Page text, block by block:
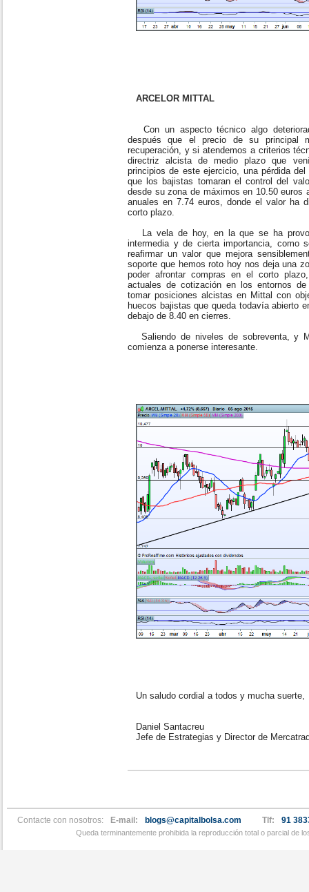
ARCELOR MITTAL
Con un aspecto técnico algo
después que el precio de su principal
recuperación, y si atendemos a criterios
directriz alcista de medio plazo que
principios de este ejercicio, una pérdida
que los bajistas tomaran el control del
desde su zona de máximos en 10.50 euros
anuales en 7.74 euros, donde el valor ha
corto plazo.
La vela de hoy, en la que se ha
intermedia y de cierta importancia, como
reafirmar un valor que mejora
soporte que hemos roto hoy nos deja una
poder afrontar compras en el corto
actuales de cotización en los entornos
tomar posiciones alcistas en Mittal con
huecos bajistas que queda todavía abierto
debajo de 8.40 en cierres.
Saliendo de niveles de sobreventa, y
comienza a ponerse interesante.
Un saludo cordial a todos y mucha suerte,
Daniel Santacreu
Jefe de Estrategias y Director de
Contacte con nosotros: E-mail: blogs@capitalbolsa.com Tlf: 91
Queda terminantemente prohibida la reproducción total o parcial de